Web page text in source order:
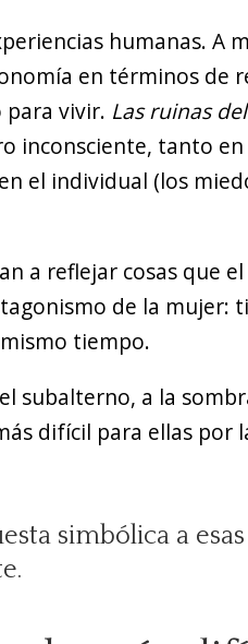
humanas. A
en términos de
para vivir. Las ruinas
inconsciente, tanto
el individual (los
a reflejar cosas que
de la mujer:
tiempo.
subalterno, a la
difícil para ellas por
simbólica a